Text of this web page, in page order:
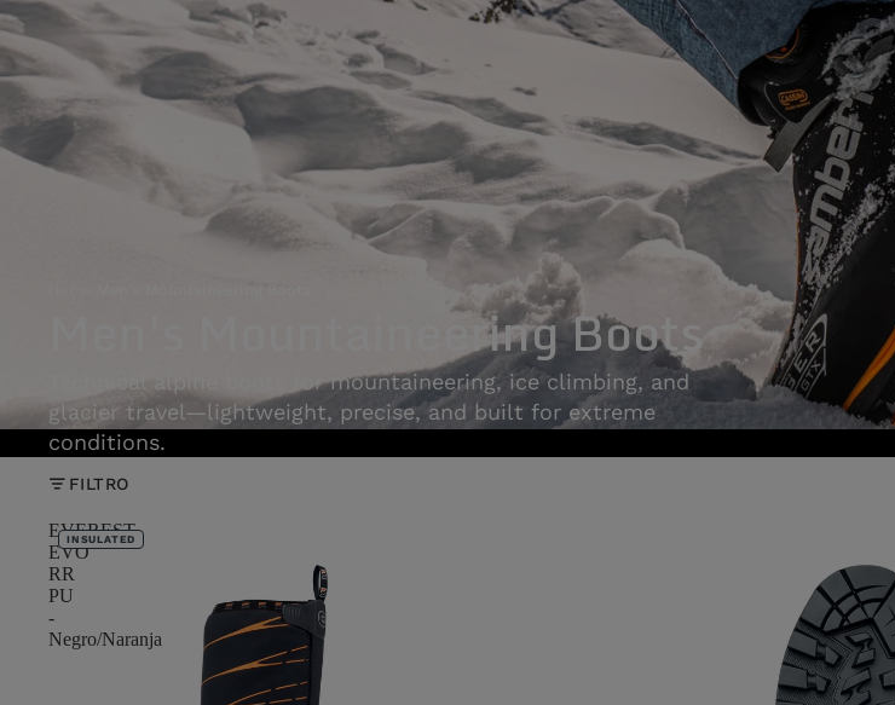
Men's Mountaineering Boots
Technical alpine boots for mountaineering, ice climbing, and
glacier travel—lightweight, precise, and built for extreme
conditions.
FILTRO
EVEREST
EVO
RR
PU
-
Negro/Naranja
INSULATED